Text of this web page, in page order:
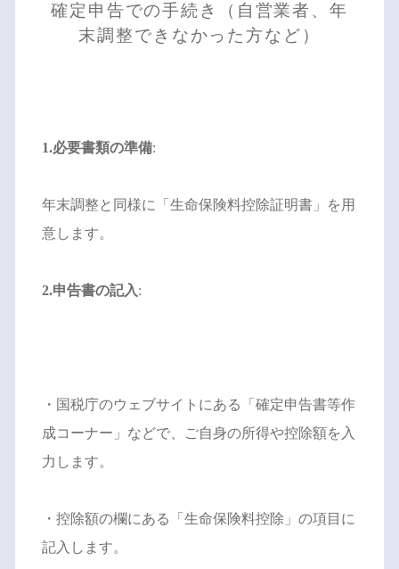
確定申告での手続き（自営業者、年
末調整できなかった方など）
1.必要書類の準備:
年末調整と同様に「生命保険料控除証明書」を用
意します。
2.申告書の記入:
・国税庁のウェブサイトにある「確定申告書等作
成コーナー」などで、ご自身の所得や控除額を入
力します。
・控除額の欄にある「生命保険料控除」の項目に
記入します。